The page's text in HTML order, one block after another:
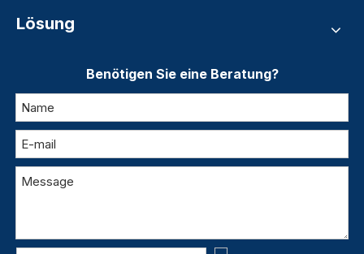
Lösung
Benötigen Sie eine Beratung?